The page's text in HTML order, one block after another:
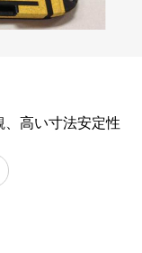
高い寸法安定性